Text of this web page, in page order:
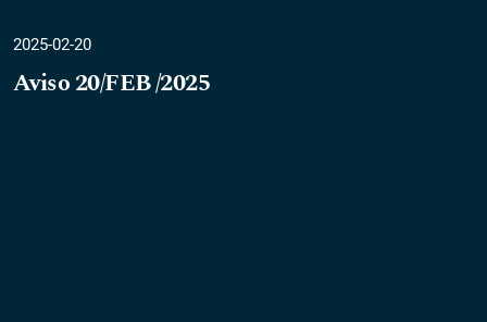
2025-02-20
Aviso 20/FEB /2025